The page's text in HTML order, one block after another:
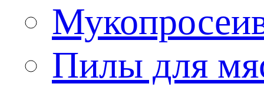
Пилы для